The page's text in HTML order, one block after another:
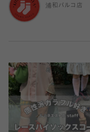
浦和パルコ店